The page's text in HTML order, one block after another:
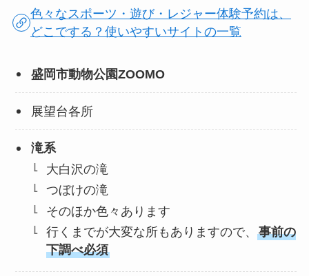
色々なスポーツ・遊び・レジャー体験予約は、
どこでする？使いやすいサイトの一覧
盛岡市動物公園ZOOMO
展望台各所
滝系
大白沢の滝
つぼけの滝
そのほか色々あります
行くまでが大変な所もありますので、事前の
下調べ必須